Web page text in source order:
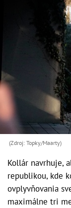
(Zdroj: Topky/Maarty)
Kollár navrhuje,
republikou, kde
ovplyvňovania
maximálne tri